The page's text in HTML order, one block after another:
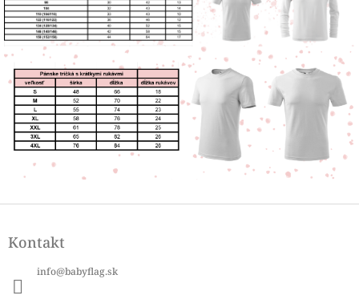
Z
pKontakt
info@babyflag.sk